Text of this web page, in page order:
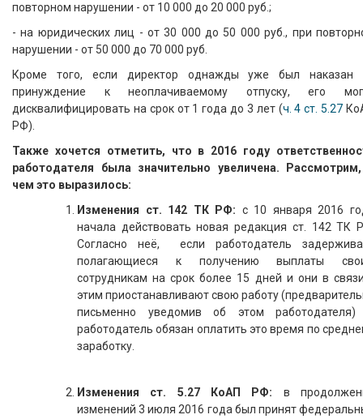
повторном нарушении - от 10 000 до 20 000 руб.;
- на юридических лиц - от 30 000 до 50 000 руб., при
нарушении - от 50 000 до 70 000 руб.
Кроме того, если директор однажды уже был наказан
принуждение к неоплачиваемому отпуску, его
дисквалифицировать на срок от 1 года до 3 лет (ч. 4 ст. 5.27
РФ).
Также хочется отметить, что в 2016 году
работодателя была значительно увеличена.
чем это выразилось:
Изменения ст. 142 ТК РФ: с 10 января 2016
начала действовать новая редакция ст. 142 ТК
Согласно неё, если работодатель
полагающиеся к получению выплаты
сотрудникам на срок более 15 дней и они в
этим приостанавливают свою работу
письменно уведомив об этом
работодатель обязан оплатить это время по
заработку.
Изменения ст. 5.27 КоАП РФ: в
изменений 3 июля 2016 года был принят